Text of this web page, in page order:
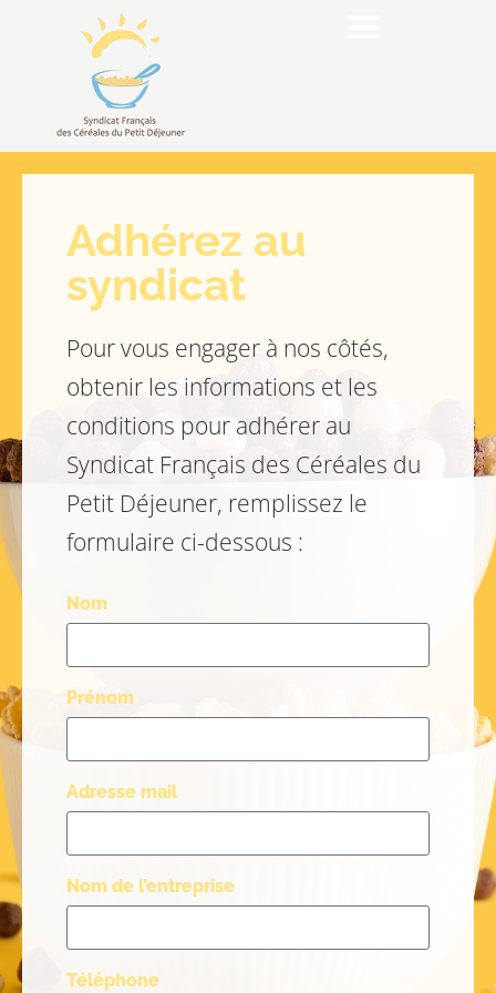
Adhérez au
syndicat
Pour vous engager à nos côtés,
obtenir les informations et les
conditions pour adhérer au
Syndicat Français des Céréales du
Petit Déjeuner, remplissez le
formulaire ci-dessous :
Nom
Prénom
Adresse mail
Nom de l’entreprise
Téléphone